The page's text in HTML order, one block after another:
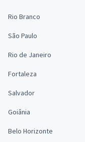
Rio Branco
São Paulo
Rio de Janeiro
Fortaleza
Salvador
Goiânia
Belo Horizonte